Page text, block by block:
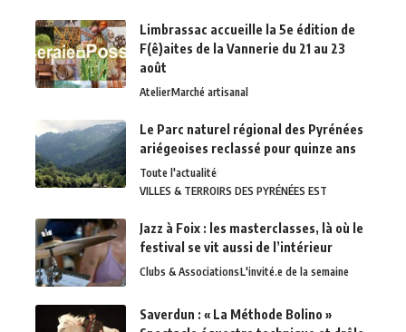
Limbrassac accueille la 5e édition de
F(ê)aites de la Vannerie du 21 au 23
août
AtelierMarché artisanal
Le Parc naturel régional des Pyrénées
ariégeoises reclassé pour quinze ans
Toute l'actualité
VILLES & TERROIRS DES PYRÉNÉES EST
Jazz à Foix : les masterclasses, là où le
festival se vit aussi de l’intérieur
Clubs & AssociationsL'invité.e de la semaine
Saverdun : « La Méthode Bolino »